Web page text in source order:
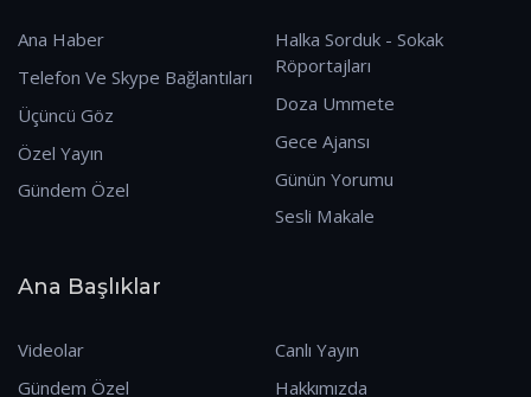
Ana Haber
Telefon Ve Skype Bağlantıları
Üçüncü Göz
Özel Yayın
Gündem Özel
Halka Sorduk - Sokak
Röportajları
Doza Ummete
Gece Ajansı
Günün Yorumu
Sesli Makale
Ana Başlıklar
Videolar
Gündem Özel
Canlı Yayın
Hakkımızda